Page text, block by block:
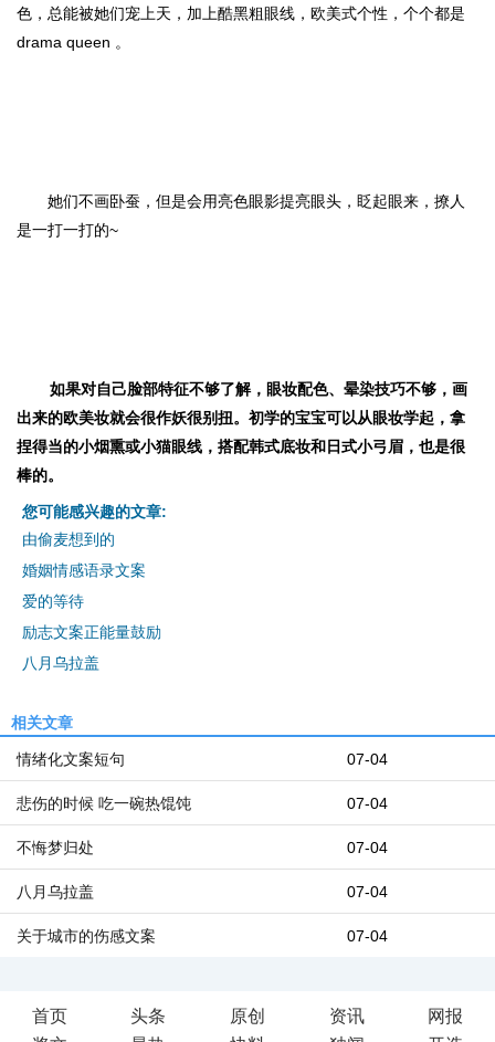
色，总能被她们宠上天，加上酷黑粗眼线，欧美式个性，个个都是
drama queen 。
她们不画卧蚕，但是会用亮色眼影提亮眼头，眨起眼来，撩人
是一打一打的~
如果对自己脸部特征不够了解，眼妆配色、晕染技巧不够，画
出来的欧美妆就会很作妖很别扭。初学的宝宝可以从眼妆学起，拿
捏得当的小烟熏或小猫眼线，搭配韩式底妆和日式小弓眉，也是很
棒的。
您可能感兴趣的文章:
由偷麦想到的
婚姻情感语录文案
爱的等待
励志文案正能量鼓励
八月乌拉盖
相关文章
07-04
情绪化文案短句
07-04
悲伤的时候 吃一碗热馄饨
07-04
不悔梦归处
07-04
八月乌拉盖
07-04
关于城市的伤感文案
首页 头条 原创 资讯
网报